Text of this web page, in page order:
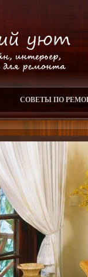
СОВЕТЫ ПО